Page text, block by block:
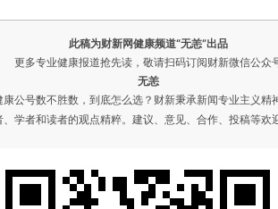
此稿为财新网健康频道“无恙”出品
更多专业健康报道抢先读，敬请扫码订阅财新微信公众
无恙
公号数不胜数，到底怎么选？财新秉承新闻专业主义精
学者和读者的观点精粹。 建议、意见、合作、投稿等欢